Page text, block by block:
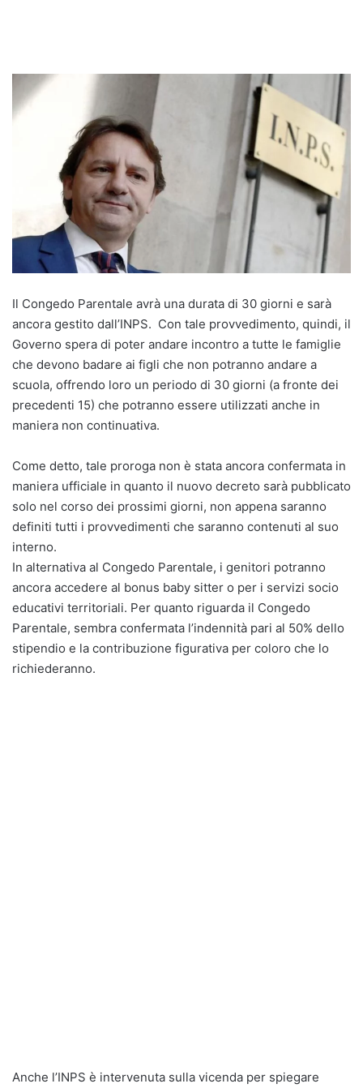
Il Congedo Parentale avrà una durata di 30 giorni e sarà
ancora gestito dall’INPS. Con tale provvedimento, quindi, il
Governo spera di poter andare incontro a tutte le famiglie
che devono badare ai figli che non potranno andare a
scuola, offrendo loro un periodo di 30 giorni (a fronte dei
precedenti 15) che potranno essere utilizzati anche in
maniera non continuativa.
Come detto, tale proroga non è stata ancora confermata in
maniera ufficiale in quanto il nuovo decreto sarà pubblicato
solo nel corso dei prossimi giorni, non appena saranno
definiti tutti i provvedimenti che saranno contenuti al suo
interno.
In alternativa al Congedo Parentale, i genitori potranno
ancora accedere al bonus baby sitter o per i servizi socio
educativi territoriali. Per quanto riguarda il Congedo
Parentale, sembra confermata l’indennità pari al 50% dello
stipendio e la contribuzione figurativa per coloro che lo
richiederanno.
Anche l’INPS è intervenuta sulla vicenda per spiegare